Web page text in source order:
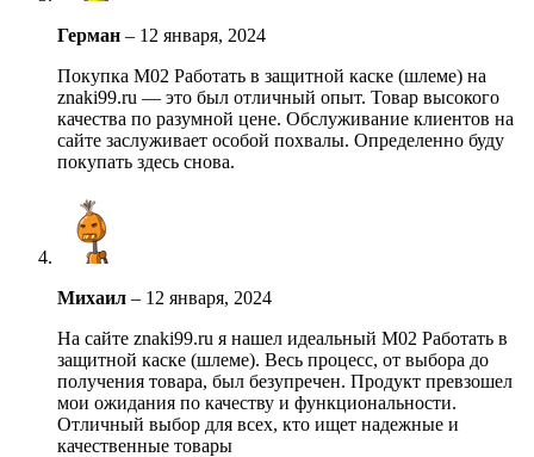
Герман – 12 января, 2024
Покупка М02 Работать в защитной каске (шлеме) на
znaki99.ru — это был отличный опыт. Товар высокого
качества по разумной цене. Обслуживание клиентов на
сайте заслуживает особой похвалы. Определенно буду
покупать здесь снова.
Михаил – 12 января, 2024
На сайте znaki99.ru я нашел идеальный М02 Работать в
защитной каске (шлеме). Весь процесс, от выбора до
получения товара, был безупречен. Продукт превзошел
мои ожидания по качеству и функциональности.
Отличный выбор для всех, кто ищет надежные и
качественные товары